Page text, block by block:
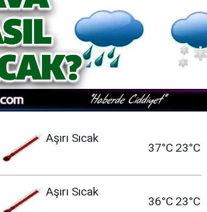
Aşırı Sıcak
37°C 23°C
Aşırı Sıcak
36°C 23°C